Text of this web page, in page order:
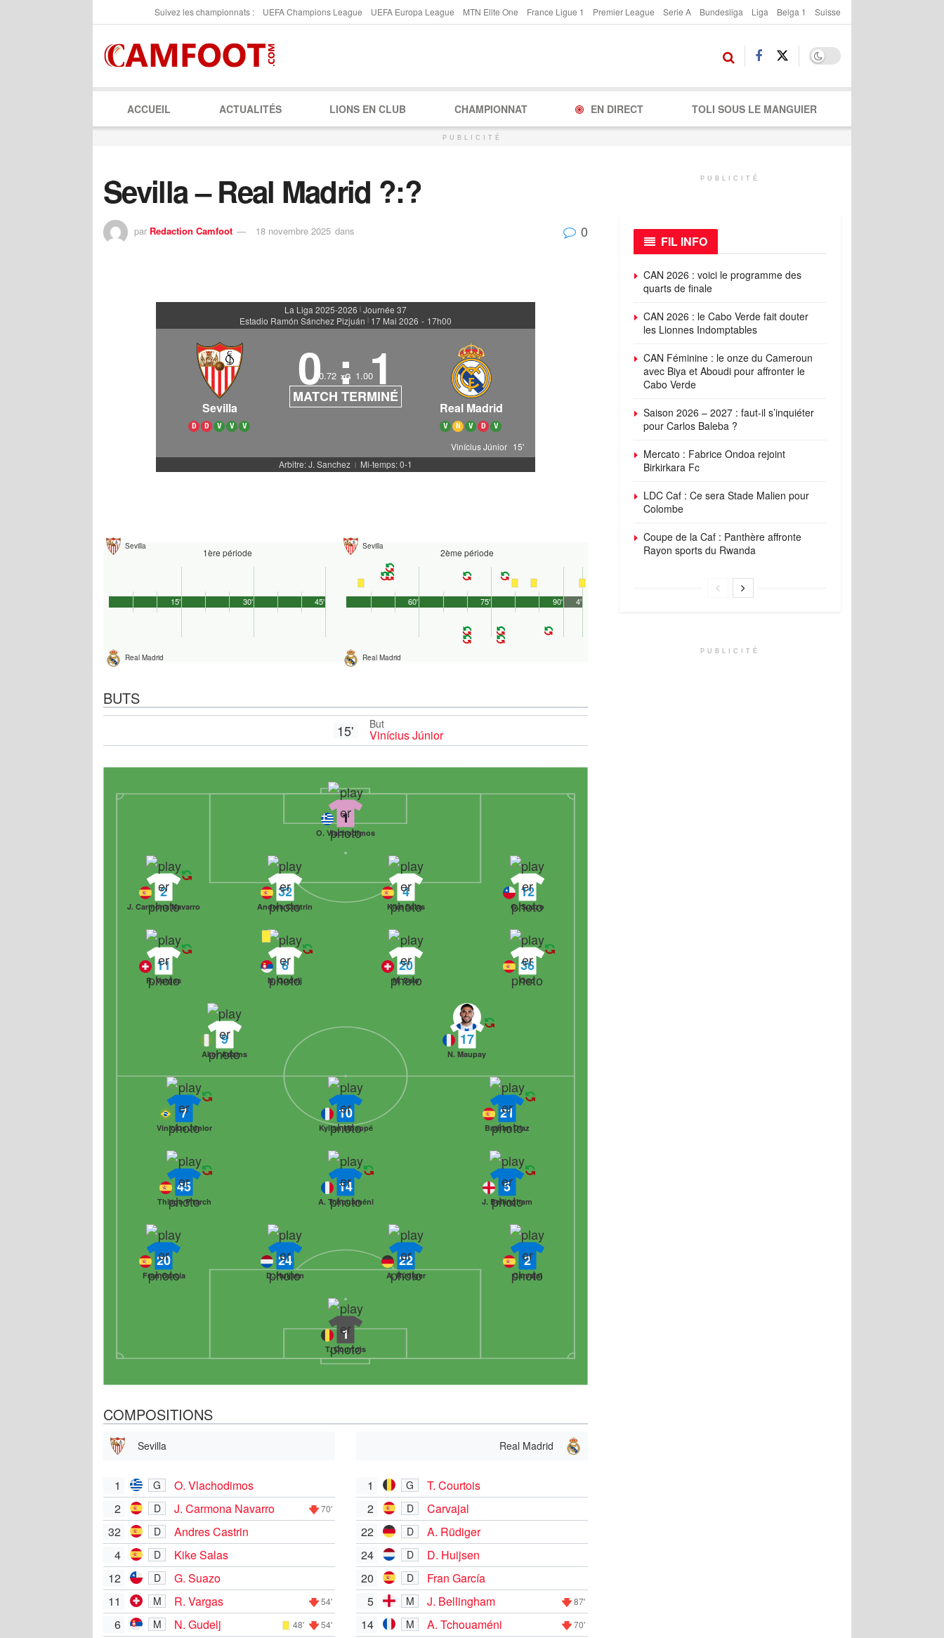
Suivez les championnats : UEFA Champions League UEFA Europa League MTN Elite One France Ligue 1 Premier League Serie A Bundesliga Liga Belga 1 Suisse
ACCUEIL ACTUALITÉS LIONS EN CLUB CHAMPIONNAT EN DIRECT TOLI SOUS LE MANGUIER
PUBLICITÉ
Sevilla – Real Madrid ?:?
par Redaction Camfoot 18 novembre 2025 dans 0
La Liga 2025-2026 | Journée 37
Estadio Ramón Sánchez Pizjuán | 17 Mai 2026 - 17h00
Sevilla
D D V V V
0 : 1
0.72 xG 1.00
MATCH TERMINÉ
Real Madrid
V N V D V
Vinícius Júnior 15'
Arbitre: J. Sanchez | Mi-temps: 0-1
Sevilla
1ère période
Real Madrid
45'
15' 30'
Sevilla
2ème période
Real Madrid
90'
60' 75' 4'
BUTS
15' But
Vinícius Júnior
1
O. Vlachodimos
12
G. Suazo
4
Kike Salas
32
Andres Castrin
2
J. Carmona Navarro
36
Oso
20
M. Sow
6
N. Gudelj
11
R. Vargas
17
N. Maupay
9
Akor Adams
1
T. Courtois
20
Fran García
24
D. Huijsen
22
A. Rüdiger
2
Carvajal
45
Thiago Pitarch
14
A. Tchouaméni
5
J. Bellingham
7
Vinícius Júnior
10
Kylian Mbappé
21
Brahim Díaz
COMPOSITIONS
Sevilla
1 G
O. Vlachodimos
2
D J. Carmona Navarro 70'
32 D
Andres Castrin
4
D
Kike Salas
12
D
G. Suazo
11
M R. Vargas 54'
6 M N. Gudelj 48' 54'
Real Madrid
1 G
T. Courtois
2
D
Carvajal
22
D
A. Rüdiger
24
D
D. Huijsen
20
D
Fran García
5
M J. Bellingham 87'
14 M A. Tchouaméni 70'
PUBLICITÉ
FIL INFO
CAN 2026 : voici le programme des
quarts de finale
CAN 2026 : le Cabo Verde fait douter
les Lionnes Indomptables
CAN Féminine : le onze du Cameroun
avec Biya et Aboudi pour affronter le
Cabo Verde
Saison 2026 – 2027 : faut-il s’inquiéter
pour Carlos Baleba ?
Mercato : Fabrice Ondoa rejoint
Birkirkara Fc
LDC Caf : Ce sera Stade Malien pour
Colombe
Coupe de la Caf : Panthère affronte
Rayon sports du Rwanda
PUBLICITÉ